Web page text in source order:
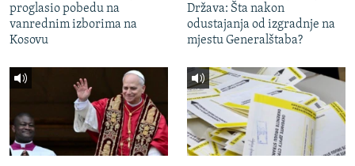
proglasio pobedu na
vanrednim izborima na
Kosovu
Država: Šta nakon
odustajanja od izgradnje na
mjestu Generalštaba?